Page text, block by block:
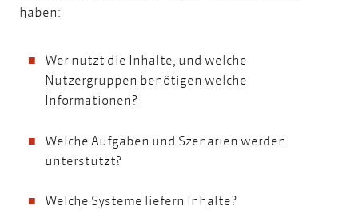
haben:
Wer nutzt die Inhalte, und welche
Nutzergruppen benötigen welche
Informationen?
Welche Aufgaben und Szenarien werden
unterstützt?
Welche Systeme liefern Inhalte?